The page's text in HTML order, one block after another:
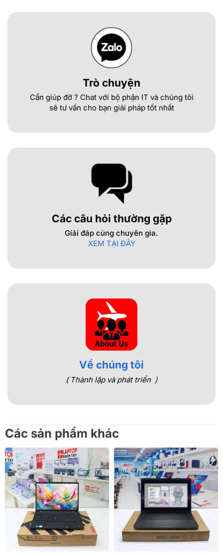
Trò chuyện
Cần giúp đỡ ? Chat với bộ phận IT và chúng tôi
sẽ tư vấn cho bạn giải pháp tốt nhất
Các câu hỏi thường gặp
Giải đáp cùng chuyên gia.
XEM TẠI ĐÂY
Về chúng tôi
( Thành lập và phát triển )
Các sản phẩm khác